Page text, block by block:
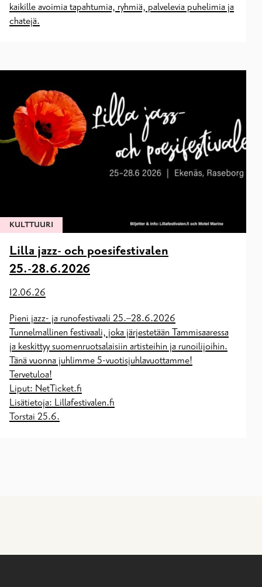
kaikille avoimia tapahtumia, ryhmiä, palvelevia puhelimia ja
chatejä.
KULTTUURI
Lilla jazz- och poesifestivalen
25.-28.6.2026
12.06.26
Pieni jazz- ja runofestivaali 25.–28.6.2026
Tunnelmallinen festivaali, joka järjestetään Tammisaaressa
ja keskittyy suomenruotsalaisiin artisteihin ja runoilijoihin.
Tänä vuonna juhlimme 5-vuotisjuhlavuottamme!
Tervetuloa!
Liput: NetTicket.fi
Lisätietoja: Lillafestivalen.fi
Torstai 25.6.